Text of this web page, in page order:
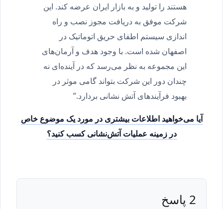
هستند را تولید و به بازار ایران عرضه کند. این
شرکت موفق به دریافت مجوز نصب و راه
اندازی سیستم اطفای حریق اتوماتیک در
اصفهان شده است. با وجود هدف و آرمان‌های
این مجموعه به نظر می‌رسد که در آینده‌ای نه
چندان دور این شرکت بتواند گامی موثر در
بهبود فرآیندهای آتش نشانی بردارد.”
آیا می‌خواهید اطلاعات بیشتری در مورد یک موضوع خاص
در زمینه عملیات آتش‌نشانی کسب کنید؟
2 پاسخ